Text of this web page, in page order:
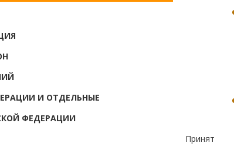
И ОТДЕЛЬНЫЕ
ФЕДЕРАЦИИ
Принят